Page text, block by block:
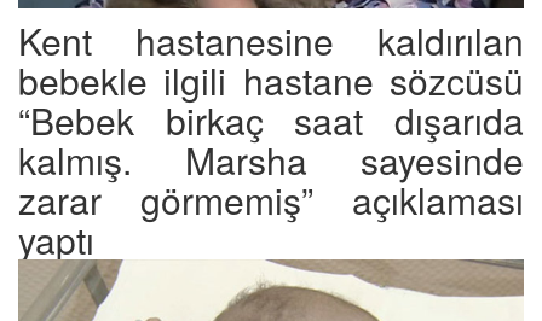
Kent hastanesine kaldırılan
bebekle ilgili hastane sözcüsü
“Bebek birkaç saat dışarıda
kalmış. Marsha sayesinde
zarar görmemiş” açıklaması
yaptı